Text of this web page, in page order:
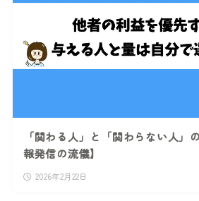
「関わる人」と「関わらない人」
報発信の流儀】
2026年2月22日